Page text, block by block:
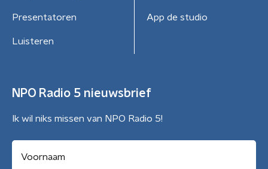
Presentatoren
Luisteren
App de studio
NPO Radio 5 nieuwsbrief
Ik wil niks missen van NPO Radio 5!